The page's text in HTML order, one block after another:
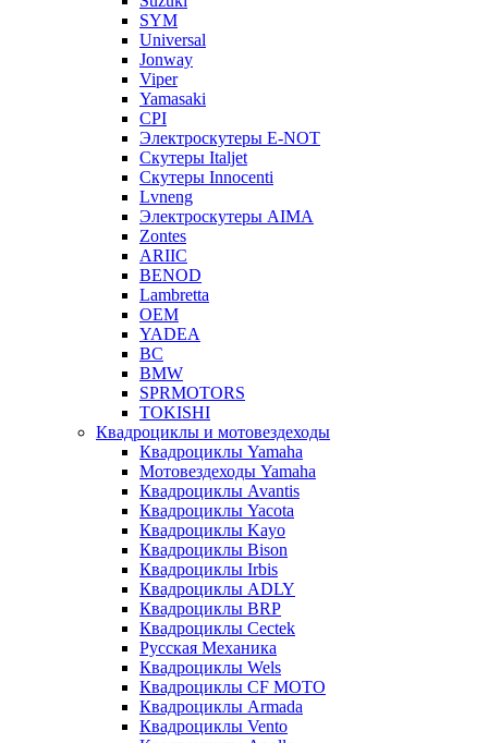
SYM
Universal
Jonway
Viper
Yamasaki
CPI
Электроскутеры E-NOT
Скутеры Italjet
Скутеры Innocenti
Lvneng
Электроскутеры AIMA
Zontes
ARIIC
BENOD
Lambretta
OEM
YADEA
BC
BMW
SPRMOTORS
TOKISHI
Квадроциклы и мотовездеходы
Квадроциклы Yamaha
Мотовездеходы Yamaha
Квадроциклы Avantis
Квадроциклы Yacota
Квадроциклы Kayo
Квадроциклы Bison
Квадроциклы Irbis
Квадроциклы ADLY
Квадроциклы BRP
Квадроциклы Cectek
Русская Механика
Квадроциклы Wels
Квадроциклы CF MOTO
Квадроциклы Armada
Квадроциклы Vento